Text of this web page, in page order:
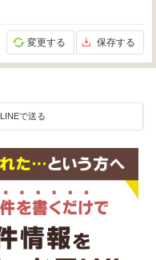
変更する 保存する
LINEで送る